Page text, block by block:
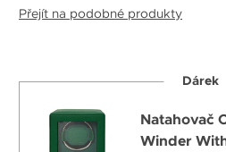
Přejít na podobné produkty
Dárek
Natahovač
Winder